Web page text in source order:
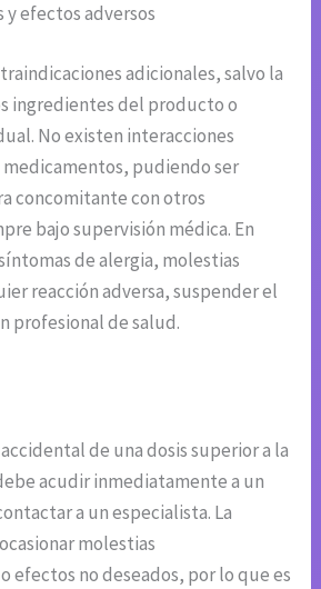
efectos adversos
adicionales, salvo la
ingredientes del producto o
No existen interacciones
medicamentos, pudiendo ser
concomitante con otros
bajo supervisión médica. En
de alergia, molestias
reacción adversa, suspender el
profesional de salud.
de una dosis superior a la
acudir inmediatamente a un
a un especialista. La
molestias
efectos no deseados, por lo que es